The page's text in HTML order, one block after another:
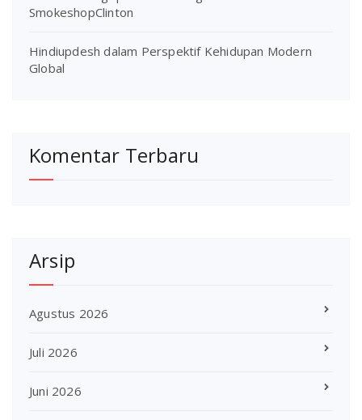
SmokeshopClinton
Hindiupdesh dalam Perspektif Kehidupan Modern
Global
Komentar Terbaru
Arsip
Agustus 2026
Juli 2026
Juni 2026